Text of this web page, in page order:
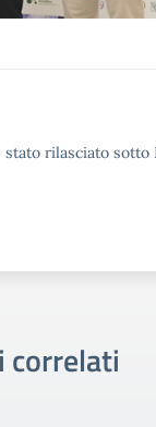
rilasciato
correlati